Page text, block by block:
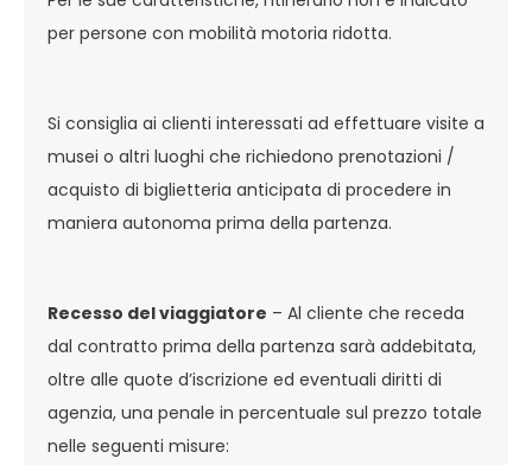
per persone con mobilità motoria ridotta.
Si consiglia ai clienti interessati ad effettuare visite a
musei o altri luoghi che richiedono prenotazioni /
acquisto di biglietteria anticipata di procedere in
maniera autonoma prima della partenza.
Recesso del viaggiatore – Al cliente che receda
dal contratto prima della partenza sarà addebitata,
oltre alle quote d’iscrizione ed eventuali diritti di
agenzia, una penale in percentuale sul prezzo totale
nelle seguenti misure: